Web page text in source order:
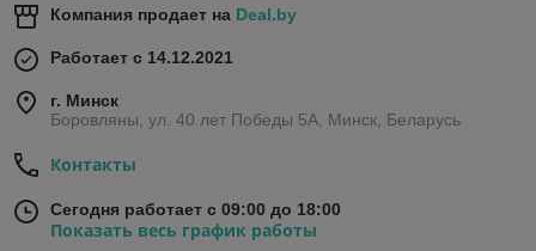
Компания продает на Deal.by
Работает с 14.12.2021
г. Минск
Боровляны, ул. 40 лет Победы 5A, Минск, Беларусь
Контакты
Сегодня работает с 09:00 до 18:00
Показать весь график работы